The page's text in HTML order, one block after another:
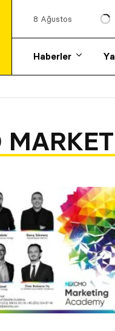
8 Ağustos
Haberler